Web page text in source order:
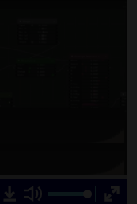
00:00
Silencia
o